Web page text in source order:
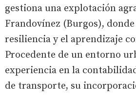
gestiona una explotación
Frandovínez (Burgos),
resiliencia y el aprendizaje
Procedente de un entorno
experiencia en la
de transporte, su